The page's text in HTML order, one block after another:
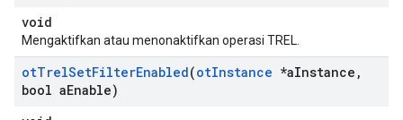
void
Mengaktifkan atau menonaktifkan operasi TREL.
otTrelSetFilterEnabled(otInstance *aInstance ,
bool aEnable)